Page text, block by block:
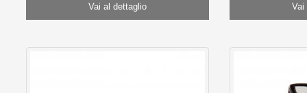
Vai al dettaglio Vai